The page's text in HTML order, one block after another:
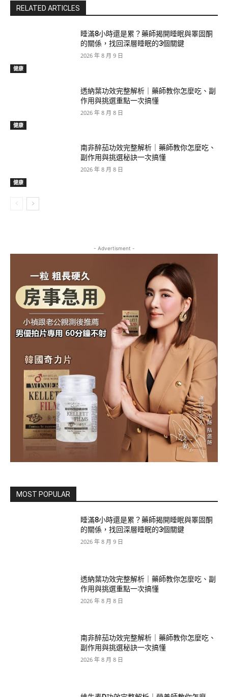
RELATED ARTICLES
健康
睡滿8小時還是累？藥師揭開睡眠與睪固酮
的關係，找回深層睡眠的3個關鍵
2026 年 8 月 9 日
健康
透納葉功效完整解析｜藥師教你怎麼吃、副
作用與挑選重點一次搞懂
2026 年 8 月 8 日
健康
南非醉茄功效完整解析｜藥師教你怎麼吃、
副作用與挑選秘訣一次搞懂
2026 年 8 月 8 日
- Advertisment -
MOST POPULAR
睡滿8小時還是累？藥師揭開睡眠與睪固酮
的關係，找回深層睡眠的3個關鍵
2026 年 8 月 9 日
透納葉功效完整解析｜藥師教你怎麼吃、副
作用與挑選重點一次搞懂
2026 年 8 月 8 日
南非醉茄功效完整解析｜藥師教你怎麼吃、
副作用與挑選秘訣一次搞懂
2026 年 8 月 8 日